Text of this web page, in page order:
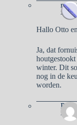
21
Hallo Otto
Ja, dat
winter. Dit
nog in de
worden.
22